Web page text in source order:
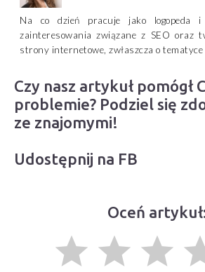
Na co dzień pracuje jako logopeda i
zainteresowania związane z SEO oraz
strony internetowe, zwłaszcza o
Czy nasz artykuł pomógł
problemie? Podziel się
ze znajomymi!
Udostępnij na FB
Oceń
grade grade grade